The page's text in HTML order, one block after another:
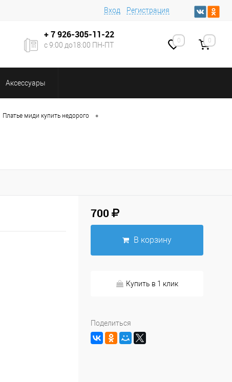
Вход Регистрация
+ 7926-305-11-22
с 9:00 до18:00 ПН-ПТ
0 0
Аксессуары
Платье миди купить недорого •
700
В корзину
Купить в 1 клик
Поделиться